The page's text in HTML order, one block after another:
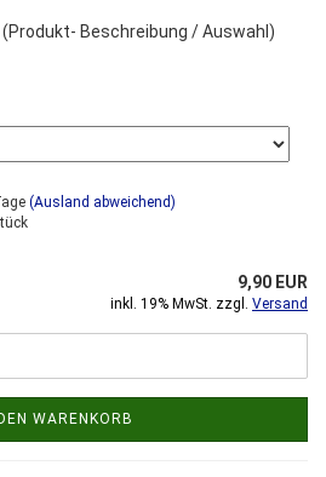
(Produkt- Beschreibung / Auswahl)
(Ausland abweichend)
9,90 EUR
inkl. 19% MwSt. zzgl. Versand
WARENKORB